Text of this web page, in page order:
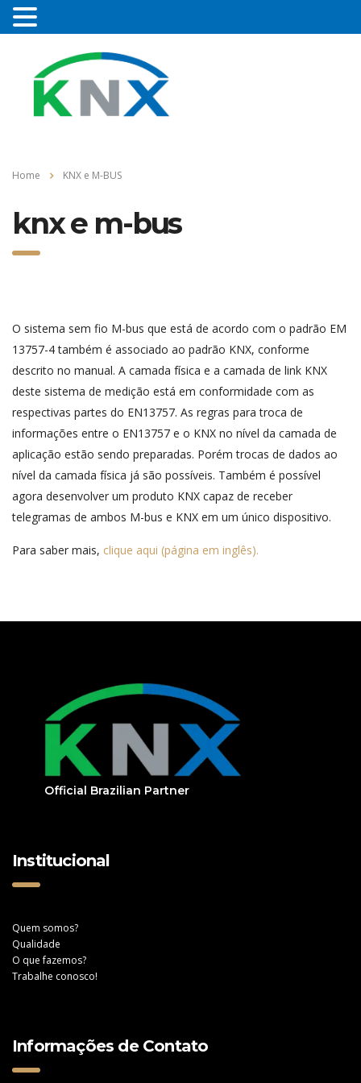
Home KNX e M-BUS
knx e m-bus
O sistema sem fio M-bus que está de acordo com o padrão EM
13757-4 também é associado ao padrão KNX, conforme
descrito no manual. A camada física e a camada de link KNX
deste sistema de medição está em conformidade com as
respectivas partes do EN13757. As regras para troca de
informações entre o EN13757 e o KNX no nível da camada de
aplicação estão sendo preparadas. Porém trocas de dados ao
nível da camada física já são possíveis. Também é possível
agora desenvolver um produto KNX capaz de receber
telegramas de ambos M-bus e KNX em um único dispositivo.
Para saber mais, clique aqui (página em inglês).
Official Brazilian Partner
Institucional
Quem somos?
Qualidade
O que fazemos?
Trabalhe conosco!
Informações de Contato